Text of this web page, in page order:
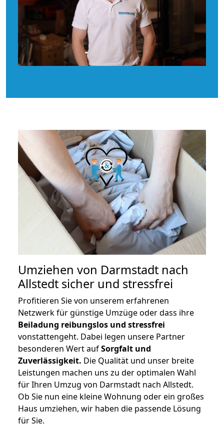
Umziehen von Darmstadt nach
Allstedt sicher und stressfrei
Profitieren Sie von unserem erfahrenen
Netzwerk für günstige Umzüge oder dass ihre
Beiladung reibungslos und stressfrei
vonstattengeht. Dabei legen unsere Partner
besonderen Wert aufSorgfalt und
Zuverlässigkeit. Die Qualität und unser breite
Leistungen machen uns zu der optimalen Wahl
für Ihren Umzug von Darmstadt nach Allstedt.
Ob Sie nun eine kleine Wohnung oder ein großes
Haus umziehen, wir haben die passende Lösung
für Sie.